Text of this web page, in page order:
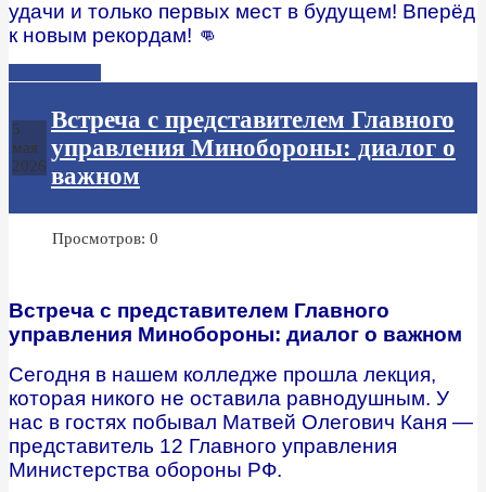
удачи и только первых мест в будущем! Вперёд
к новым рекордам! 👊
5
мая
2026
Встреча с представителем Главного
управления Минобороны: диалог о
важном
Просмотров: 0
Встреча с представителем Главного
управления Минобороны: диалог о важном
Сегодня в нашем колледже прошла лекция,
которая никого не оставила равнодушным. У
нас в гостях побывал Матвей Олегович Каня —
представитель 12 Главного управления
Министерства обороны РФ.